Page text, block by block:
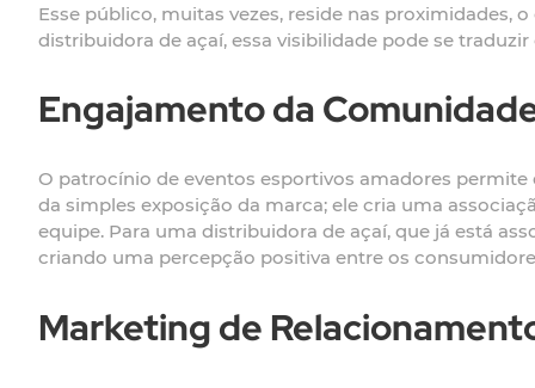
Esse público, muitas vezes, reside nas proximidades,
distribuidora de açaí, essa visibilidade pode se
Engajamento da
O patrocínio de eventos esportivos amadores
da simples exposição da marca; ele cria uma
equipe. Para uma distribuidora de açaí, que já está
criando uma percepção positiva entre os
Marketing de